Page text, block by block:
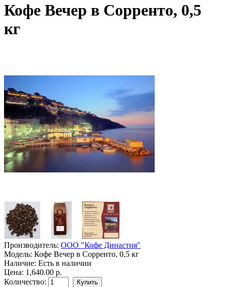
Кофе Вечер в Сорренто, 0,5
кг
Производитель: ООО "Кофе Династия"
Модель: Кофе Вечер в Сорренто, 0,5 кг
Наличие: Есть в наличии
Цена: 1,640.00 р.
Количество: